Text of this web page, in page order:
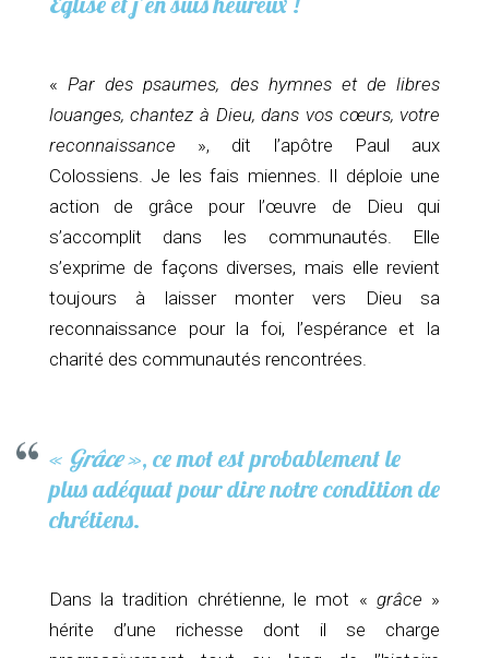
« Par des psaumes, des hymnes et de libres
louanges, chantez à Dieu, dans vos cœurs, votre
reconnaissance », dit l’apôtre Paul aux
Colossiens. Je les fais miennes. Il déploie une
action de grâce pour l’œuvre de Dieu qui
s’accomplit dans les communautés. Elle
s’exprime de façons diverses, mais elle revient
toujours à laisser monter vers Dieu sa
reconnaissance pour la foi, l’espérance et la
charité des communautés rencontrées.
« Grâce», ce mot est probablement le
plus adéquat pour dire notre condition de
chrétiens.
Dans la tradition chrétienne, le mot « grâce »
hérite d’une richesse dont il se charge